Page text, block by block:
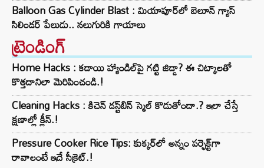
Balloon Gas Cylinder Blast : మియాపూర్‌లో బెలూన్ గ్యాస్
సిలిండర్ పేలుడు.. నలుగురికి గాయాలు
ట్రెండింగ్‌
Home Hacks : కడాయి హ్యాండిల్‌పై గట్టి జిడ్డా? ఈ చిట్కాలతో
కొత్తదానిలా మెరిపించండి.!
Cleaning Hacks : కిచెన్ డస్ట్‌బిన్ స్మెల్ కొడుతోందా.? ఇలా చేస్తే
క్షణాల్లో క్లీన్.!
Pressure Cooker Rice Tips: కుక్కర్‌లో అన్నం పర్ఫెక్ట్‌గా
రావాలంటే ఇదే సీక్రెట్.!